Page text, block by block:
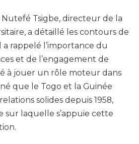
Tsigbe, directeur de la
a détaillé les contours de
rappelé l’importance du
et de l’engagement de
à jouer un rôle moteur dans
que le Togo et la Guinée
solides depuis 1958,
sur laquelle s’appuie cette